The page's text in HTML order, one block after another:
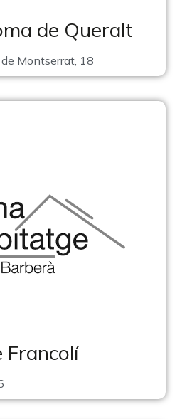
de Queralt
Montserrat, 18
Francolí